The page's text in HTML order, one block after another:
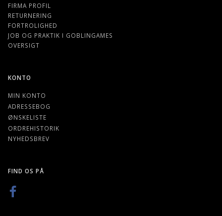
FIRMA PROFIL
RETURNERING
FORTROLIGHED
JOB OG PRAKTIK I GOBLINGAMES
OVERSIGT
KONTO
MIN KONTO
ADRESSEBOG
ØNSKELISTE
ORDREHISTORIK
NYHEDSBREV
FIND OS PÅ